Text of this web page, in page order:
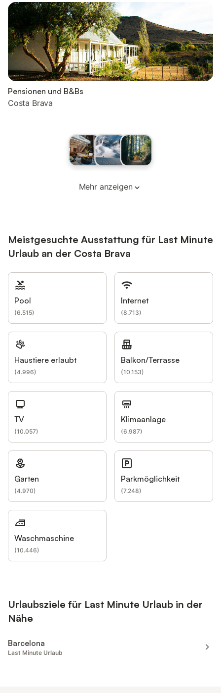
Pensionen und B&Bs
Costa Brava
Mehr anzeigen
Meistgesuchte Ausstattung für Last Minute
Urlaub an der Costa Brava
Pool
(6.515)
Internet
(8.713)
Haustiere erlaubt
(4.996)
Balkon/Terrasse
(10.153)
TV
(10.057)
Klimaanlage
(6.987)
Garten
(4.970)
Parkmöglichkeit
(7.248)
Waschmaschine
(10.446)
Urlaubsziele für Last Minute Urlaub in der
Nähe
Barcelona
Last Minute Urlaub